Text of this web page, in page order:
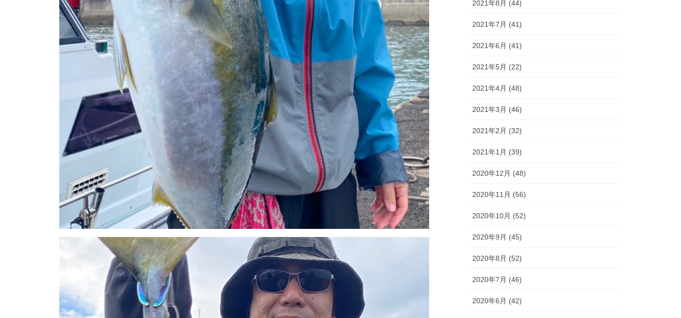
2021年8月 (44)
2021年7月 (41)
2021年6月 (41)
2021年5月 (22)
2021年4月 (48)
2021年3月 (46)
2021年2月 (32)
2021年1月 (39)
2020年12月 (48)
2020年11月 (56)
2020年10月 (52)
2020年9月 (45)
2020年8月 (52)
2020年7月 (46)
2020年6月 (42)